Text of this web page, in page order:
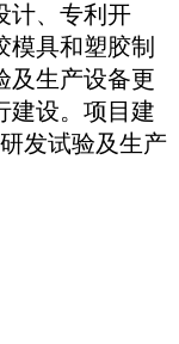
计、专利开
模具和塑胶制
及生产设备更
建设。项目建
发试验及生产